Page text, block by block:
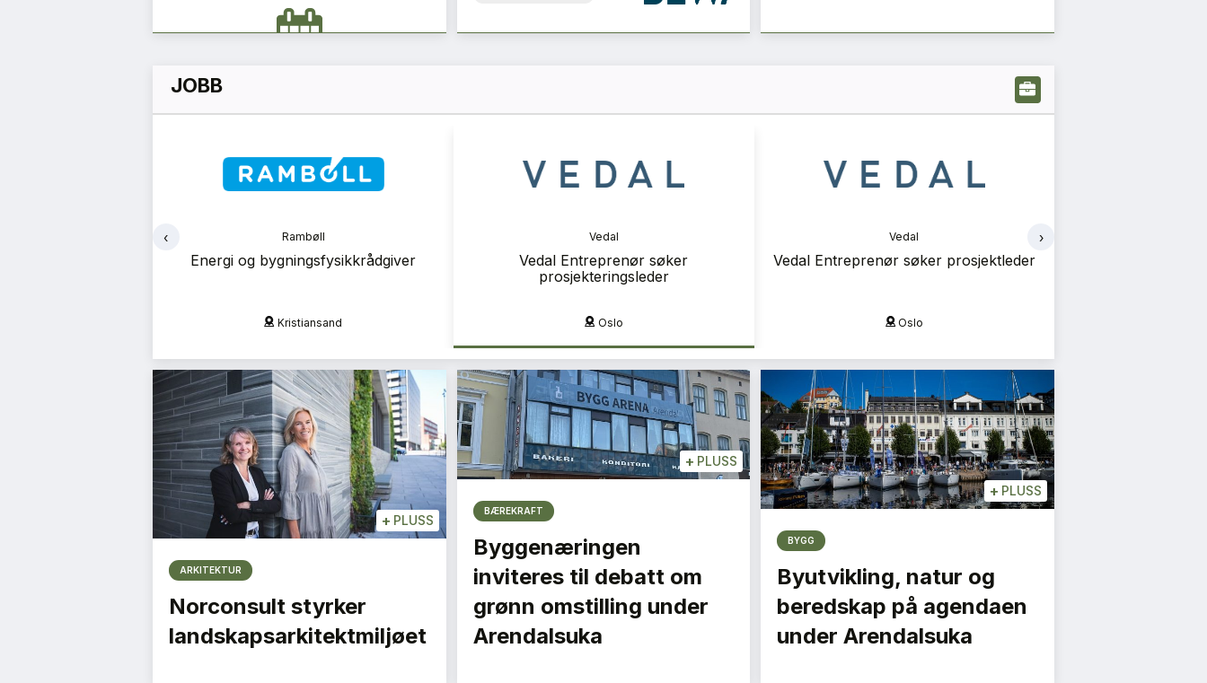
Vi Bygger Vestland 2026
Byggenæringens Klimakonferanse 2026
JOBB
Rambøll
Energi og bygningsfysikkrådgiver
Kristiansand
Vedal
Vedal Entreprenør søker
prosjekteringsleder
Oslo
Vedal
Vedal Entreprenør søker prosjektleder
Oslo
‹ ›
+ PLUSS
ARKITEKTUR
Norconsult styrker
landskapsarkitektmiljøet
+ PLUSS
BÆREKRAFT
Byggenæringen
inviteres til debatt om
grønn omstilling under
Arendalsuka
+ PLUSS
BYGG
Byutvikling, natur og
beredskap på agendaen
under Arendalsuka